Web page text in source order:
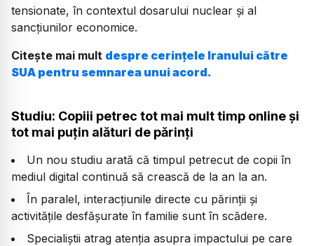
tensionate, în contextul dosarului nuclear și al
sancțiunilor economice.
Citește mai mult despre cerințele Iranului către
SUA pentru semnarea unui acord.
Studiu: Copiii petrec tot mai mult timp online și
tot mai puțin alături de părinți
Un nou studiu arată că timpul petrecut de copii în
mediul digital continuă să crească de la an la an.
În paralel, interacțiunile directe cu părinții și
activitățile desfășurate în familie sunt în scădere.
Specialiștii atrag atenția asupra impactului pe care